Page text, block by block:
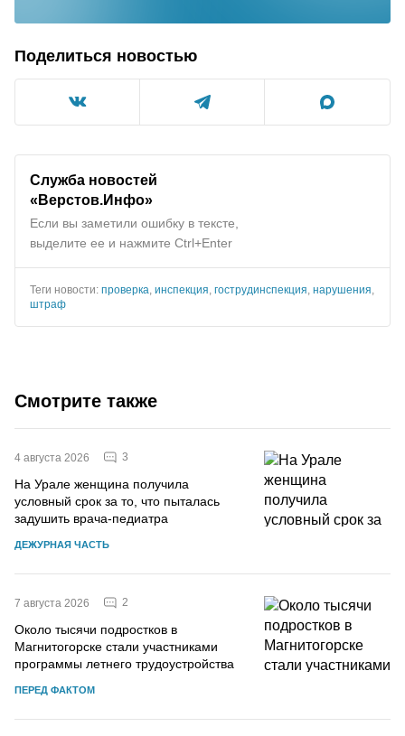
Поделиться новостью
Служба новостей
«Верстов.Инфо»
Если вы заметили ошибку в тексте,
выделите ее и нажмите Ctrl+Enter
Теги новости: проверка инспекция гострудинспекция нарушения
штраф
Смотрите также
4 августа 2026 3
На Урале женщина получила
условный срок за то, что пыталась
задушить врача-педиатра
ДЕЖУРНАЯ ЧАСТЬ
7 августа 2026 2
Около тысячи подростков в
Магнитогорске стали участниками
программы летнего трудоустройства
ПЕРЕД ФАКТОМ